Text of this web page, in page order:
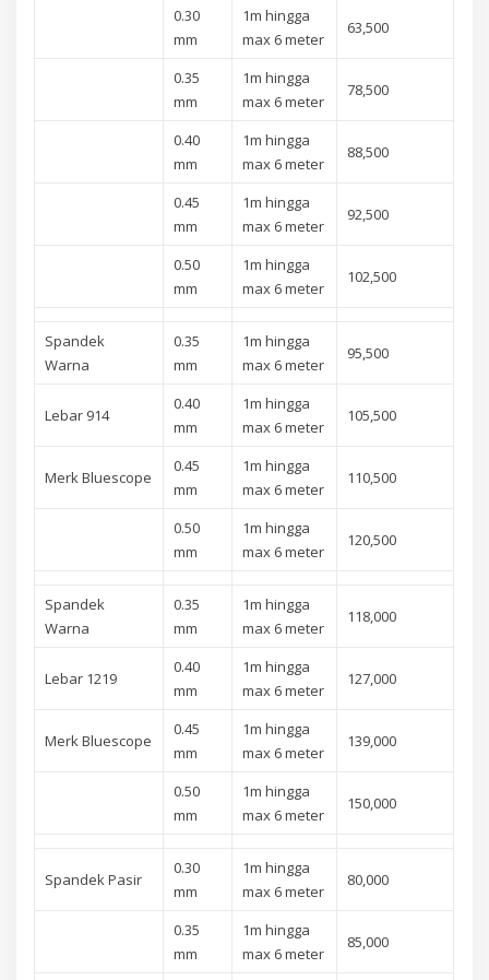
0.30
mm
1m hingga
max 6 meter
63,500
0.35
mm
1m hingga
max 6 meter
78,500
0.40
mm
1m hingga
max 6 meter
88,500
0.45
mm
1m hingga
max 6 meter
92,500
0.50
mm
1m hingga
max 6 meter
102,500
Spandek
Warna
0.35
mm
1m hingga
max 6 meter
95,500
Lebar 914
0.40
mm
1m hingga
max 6 meter
105,500
Merk Bluescope
0.45
mm
1m hingga
max 6 meter
110,500
0.50
mm
1m hingga
max 6 meter
120,500
Spandek
Warna
0.35
mm
1m hingga
max 6 meter
118,000
Lebar 1219
0.40
mm
1m hingga
max 6 meter
127,000
Merk Bluescope
0.45
mm
1m hingga
max 6 meter
139,000
0.50
mm
1m hingga
max 6 meter
150,000
Spandek Pasir
0.30
mm
1m hingga
max 6 meter
80,000
0.35
mm
1m hingga
max 6 meter
85,000